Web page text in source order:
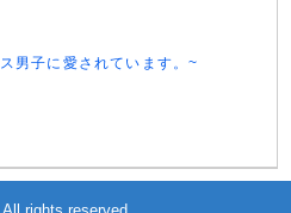
男子に愛されています。~